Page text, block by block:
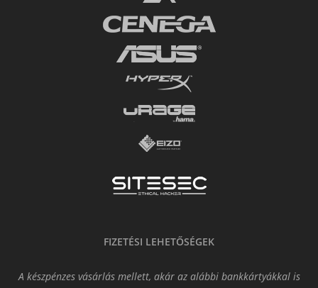
FIZETÉSI LEHETŐSÉGEK
A készpénzes vásárlás mellett, akár az alábbi bankkártyákkal is